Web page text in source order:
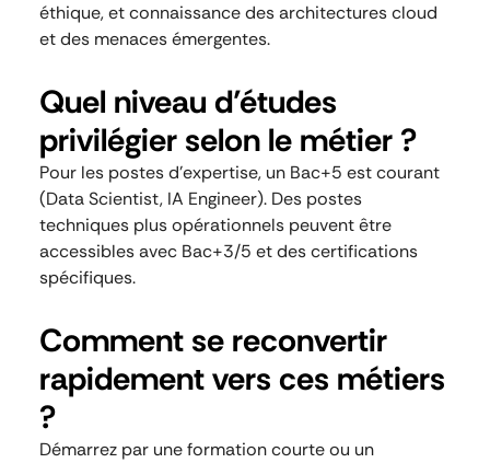
éthique, et connaissance des architectures cloud
et des menaces émergentes.
Quel niveau d’études
privilégier selon le métier ?
Pour les postes d’expertise, un Bac+5 est courant
(Data Scientist, IA Engineer). Des postes
techniques plus opérationnels peuvent être
accessibles avec Bac+3/5 et des certifications
spécifiques.
Comment se reconvertir
rapidement vers ces métiers
?
Démarrez par une formation courte ou un